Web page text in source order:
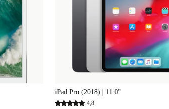
iPad Pro (2018) | 11.0"
4,8